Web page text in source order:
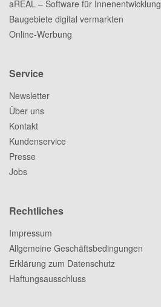
aREAL – Software für Innenentwicklung
Baugebiete digital vermarkten
Online-Werbung
Service
Newsletter
Über uns
Kontakt
Kundenservice
Presse
Jobs
Rechtliches
Impressum
Allgemeine Geschäftsbedingungen
Erklärung zum Datenschutz
Haftungsausschluss